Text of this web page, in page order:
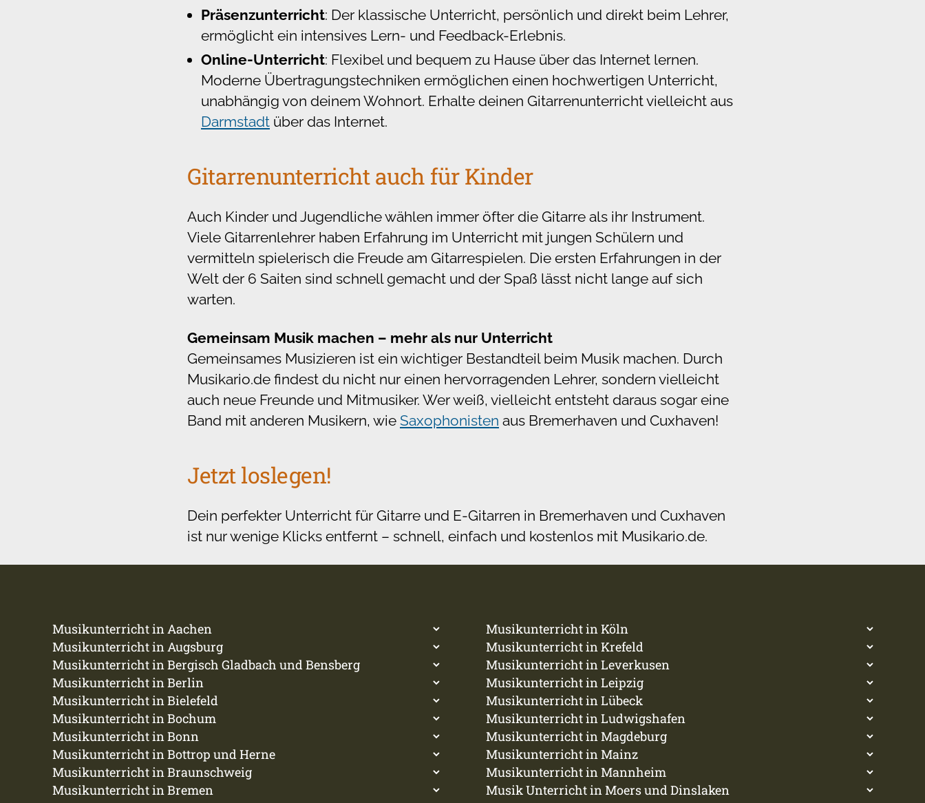
Präsenzunterricht: Der klassische Unterricht, persönlich und direkt beim Lehrer,
ermöglicht ein intensives Lern- und Feedback-Erlebnis.
Online-Unterricht: Flexibel und bequem zu Hause über das Internet lernen.
Moderne Übertragungstechniken ermöglichen einen hochwertigen Unterricht,
unabhängig von deinem Wohnort. Erhalte deinen Gitarrenunterricht vielleicht aus
Darmstadt über das Internet.
Gitarrenunterricht auch für Kinder
Auch Kinder und Jugendliche wählen immer öfter die Gitarre als ihr Instrument.
Viele Gitarrenlehrer haben Erfahrung im Unterricht mit jungen Schülern und
vermitteln spielerisch die Freude am Gitarrespielen. Die ersten Erfahrungen in der
Welt der 6 Saiten sind schnell gemacht und der Spaß lässt nicht lange auf sich
warten.
Gemeinsam Musik machen – mehr als nur Unterricht
Gemeinsames Musizieren ist ein wichtiger Bestandteil beim Musik machen. Durch
Musikario.de findest du nicht nur einen hervorragenden Lehrer, sondern vielleicht
auch neue Freunde und Mitmusiker. Wer weiß, vielleicht entsteht daraus sogar eine
Band mit anderen Musikern, wie Saxophonisten aus Bremerhaven und Cuxhaven!
Jetzt loslegen!
Dein perfekter Unterricht für Gitarre und E-Gitarren in Bremerhaven und Cuxhaven
ist nur wenige Klicks entfernt – schnell, einfach und kostenlos mit Musikario.de.